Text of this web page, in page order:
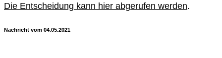
Die Entscheidung kann hier abgerufen werden.
Nachricht vom 04.05.2021